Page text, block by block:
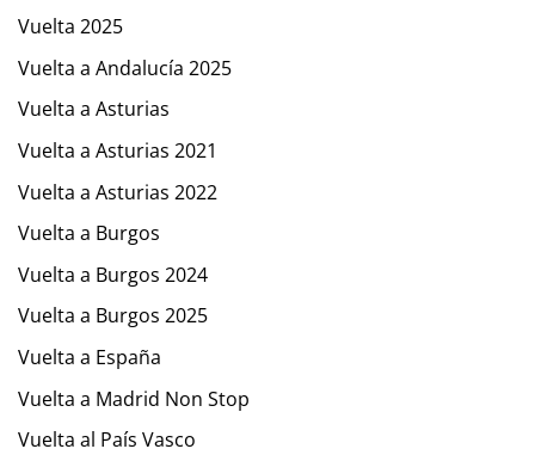
Vuelta 2025
Vuelta a Andalucía 2025
Vuelta a Asturias
Vuelta a Asturias 2021
Vuelta a Asturias 2022
Vuelta a Burgos
Vuelta a Burgos 2024
Vuelta a Burgos 2025
Vuelta a España
Vuelta a Madrid Non Stop
Vuelta al País Vasco